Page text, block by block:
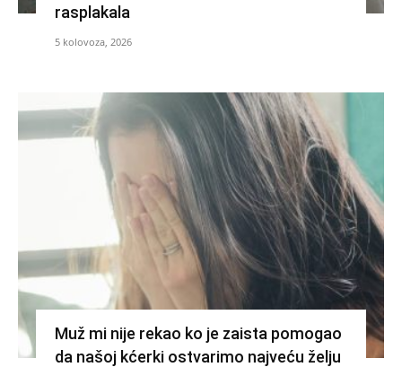
rasplakala
5 kolovoza, 2026
Muž mi nije rekao ko je zaista pomogao
da našoj kćerki ostvarimo najveću želju